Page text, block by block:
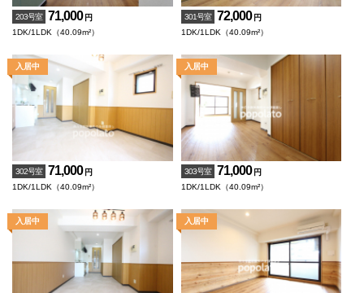
203号室 71,000 円
1DK/1LDK（40.09m²）
301号室 72,000 円
1DK/1LDK（40.09m²）
302号室 71,000 円
1DK/1LDK（40.09m²）
303号室 71,000 円
1DK/1LDK（40.09m²）